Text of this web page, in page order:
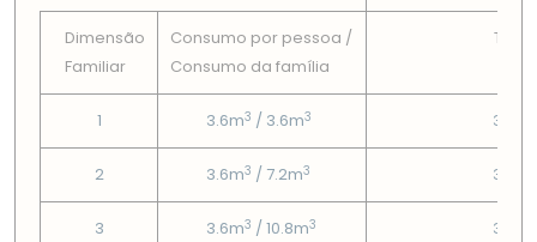
Dimensão
Familiar
Consumo por pessoa /
Consumo da famí­lia
Tarifa
1 3.6m3 / 3.6m3 3.95€
2 3.6m3 / 7.2m3 3.95€
3 3.6m3 / 10.8m3 3.95€